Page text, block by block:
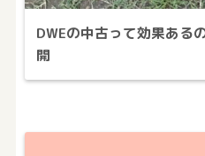
DWEの中古って効果ある
開